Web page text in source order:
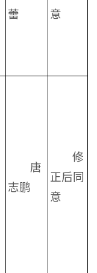
蕾
意
唐
志鹏
修
正后同
意